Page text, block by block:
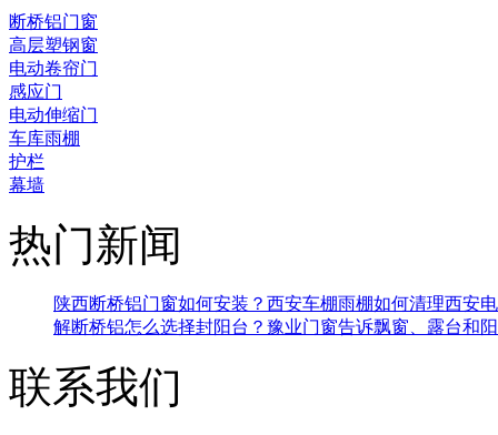
断桥铝门窗
高层塑钢窗
电动卷帘门
感应门
电动伸缩门
车库雨棚
护栏
幕墙
热门新闻
陕西断桥铝门窗如何安装？ 西安车棚雨棚如何清理西安
解断桥铝怎么选择封阳台？豫业门窗告诉飘窗、露台和
联系我们